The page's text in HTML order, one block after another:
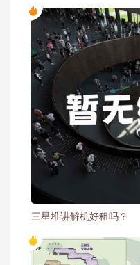
三星堆讲解机好租吗？